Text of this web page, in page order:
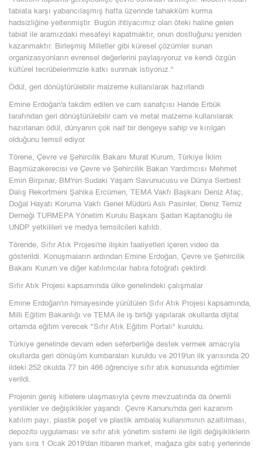
tabiata karşı yabancılaşmış hatta üzerinde tahakküm kurma
hadsizliğine yeltenmiştir. Bugün ihtiyacımız olan öteki haline gelen
tabiat ile aramızdaki mesafeyi kapatmaktır, onun dostluğunu yeniden
kazanmaktır. Birleşmiş Milletler gibi küresel çözümler sunan
organizasyonların evrensel değerlerini paylaşıyoruz ve kendi özgün
kültürel tecrübelerimizle katkı sunmak istiyoruz."
Ödül, geri dönüştürülebilir malzeme kullanılarak hazırlandı
Emine Erdoğan'a takdim edilen ve cam sanatçısı Hande Erbük
tarafından geri dönüştürülebilir cam ve metal malzeme kullanılarak
hazırlanan ödül, dünyanın çok naif bir dengeye sahip ve kırılgan
olduğunu temsil ediyor.
Törene, Çevre ve Şehircilik Bakanı Murat Kurum, Türkiye İklim
Başmüzakerecisi ve Çevre ve Şehircilik Bakan Yardımcısı Mehmet
Emin Birpınar, BM'nin Sudaki Yaşam Savunucusu ve Dünya Serbest
Dalış Rekortmeni Şahika Ercümen, TEMA Vakfı Başkanı Deniz Ataç,
Doğal Hayatı Koruma Vakfı Genel Müdürü Aslı Pasinler, Deniz Temiz
Derneği TURMEPA Yönetim Kurulu Başkanı Şadan Kaptanoğlu ile
UNDP yetkilileri ve medya temsilcileri katıldı.
Törende, Sıfır Atık Projesi'ne ilişkin faaliyetleri içeren video da
gösterildi. Konuşmaların ardından Emine Erdoğan, Çevre ve Şehircilik
Bakanı Kurum ve diğer katılımcılar hatıra fotoğrafı çektirdi.
Sıfır Atık Projesi kapsamında ülke genelindeki çalışmalar
Emine Erdoğan'ın himayesinde yürütülen Sıfır Atık Projesi kapsamında,
Milli Eğitim Bakanlığı ve TEMA ile iş birliği yapılarak okullarda dijital
ortamda eğitim verecek "Sıfır Atık Eğitim Portalı" kuruldu.
Türkiye genelinde devam eden seferberliğe destek vermek amacıyla
okullarda geri dönüşüm kumbaraları kuruldu ve 2019'un ilk yarısında 20
ildeki 252 okulda 77 bin 466 öğrenciye sıfır atık konusunda eğitimler
verildi.
Projenin geniş kitlelere ulaşmasıyla çevre mevzuatında da önemli
yenilikler ve değişiklikler yaşandı. Çevre Kanunu'nda geri kazanım
katılım payı, plastik poşet ve plastik ambalaj kullanımının azaltılması,
depozito uygulaması ve sıfır atık yönetim sistemi ile ilgili değişikliklerin
yanı sıra 1 Ocak 2019'dan itibaren market, mağaza gibi satış yerlerinde